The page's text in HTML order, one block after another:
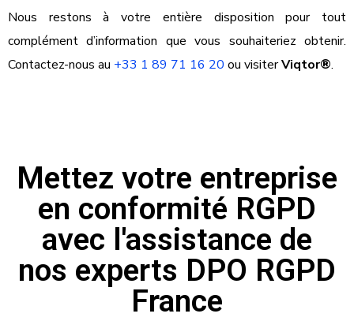
Nous restons à votre entière disposition pour tout
complément d’information que vous souhaiteriez obtenir.
Contactez-nous au +33 1 89 71 16 20 ou visiterViqtor®.
Mettez votre entreprise
en conformité RGPD
avec l'assistance de
nos experts DPO RGPD
France